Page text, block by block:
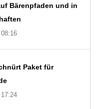
Bärenpfaden und in
Paket für